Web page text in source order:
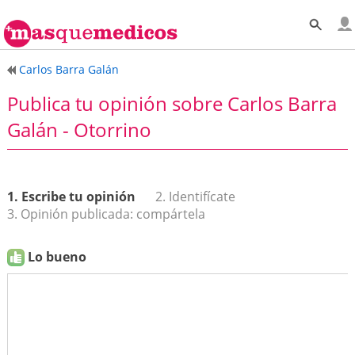
Carlos Barra Galán
Publica tu opinión sobre Carlos Barra
Galán - Otorrino
1. Escribe tu opinión
2. Identifícate
3. Opinión publicada: compártela
Lo bueno